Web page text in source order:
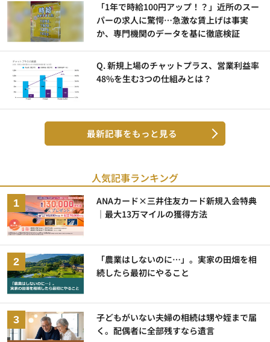
「1年で時給100円アップ！？」近所のスー
パーの求人に驚愕…急激な賃上げは事実
か、専門機関のデータを基に徹底検証
Q. 新規上場のチャットプラス、営業利益率
48%を生む3つの仕組みとは？
最新記事をもっと見る
人気記事ランキング
ANAカード×三井住友カード新規入会特典
｜最大13万マイルの獲得方法
「農業はしないのに…」。実家の田畑を相
続したら最初にやること
子どもがいない夫婦の相続は甥や姪まで届
く。配偶者に全部残すなら遺言